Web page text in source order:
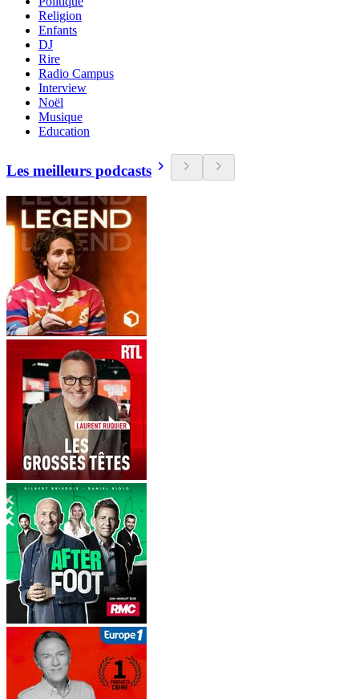
Religion
Enfants
DJ
Rire
Radio Campus
Interview
Noël
Musique
Education
Les meilleurs podcasts